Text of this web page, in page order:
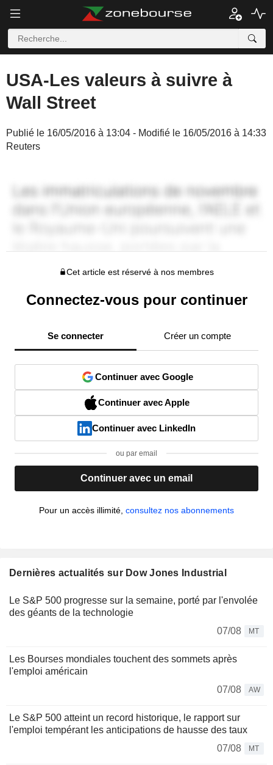
USA-Les valeurs à suivre à
Wall Street
Publié le 16/05/2016 à 13:04 - Modifié le 16/05/2016 à 14:33
Reuters
Cet article est réservé à nos membres
Connectez-vous pour continuer
Se connecter Créer un compte
Continuer avec Google
Continuer avec Apple
Continuer avec LinkedIn
ou par email
Continuer avec un email
Pour un accès illimité, consultez nos abonnements
Dernières actualités sur Dow Jones Industrial
Le S&P 500 progresse sur la semaine, porté par l'envolée
des géants de la technologie
07/08
MT
Les Bourses mondiales touchent des sommets après
l'emploi américain
07/08
AW
Le S&P 500 atteint un record historique, le rapport sur
l'emploi tempérant les anticipations de hausse des taux
07/08
MT